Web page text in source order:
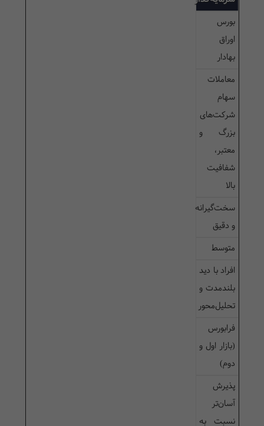
بورس
اوراق
بهادار
معاملات
سهام
شرکت‌های
بزرگ و
معتبر،
شفافیت
بالا
سخت‌گیرانه
و دقیق
متوسط
افراد با دید
بلندمدت و
تحلیل‌محور
فرابورس
(بازار اول و
دوم)
پذیرش
آسان‌تر
نسبت به